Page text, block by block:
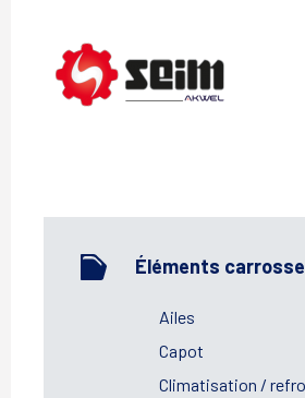
Éléments
Ailes
Capot
Climatisation /
SEIM